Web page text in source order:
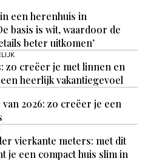
een herenhuis in
basis is wit, waardoor de
beter uitkomen’
zo creëer je met linnen en
heerlijk vakantiegevoel
2026: zo creëer je een
vierkante meters: met dit
je een compact huis slim in